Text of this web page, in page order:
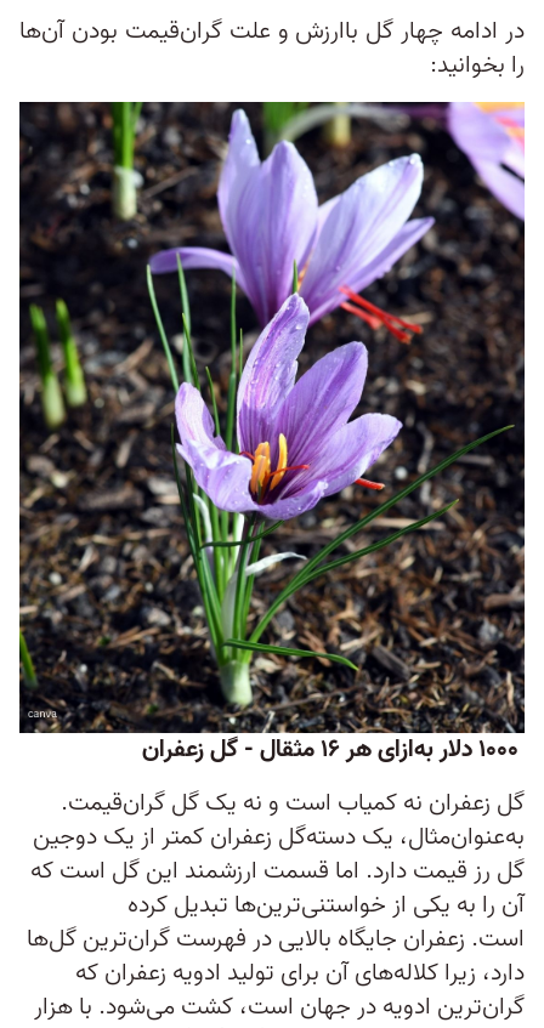
در ادامه چهار گل باارزش و علت گران‌قیمت بودن آن‌ها
را بخوانید:
گل زعفران نه کمیاب است و نه یک گل گران‌قیمت.
به‌عنوان‌مثال، یک دسته‌گل زعفران کمتر از یک دوجین
گل رز قیمت دارد. اما قسمت ارزشمند این گل است که
آن را به یکی از خواستنی‌ترین‌ها تبدیل کرده
است. زعفران جایگاه بالایی در فهرست گران‌ترین گل‌ها
دارد، زیرا کلاله‌های آن برای تولید ادویه زعفران که
گران‌ترین ادویه در جهان است، کشت می‌شود. با هزار